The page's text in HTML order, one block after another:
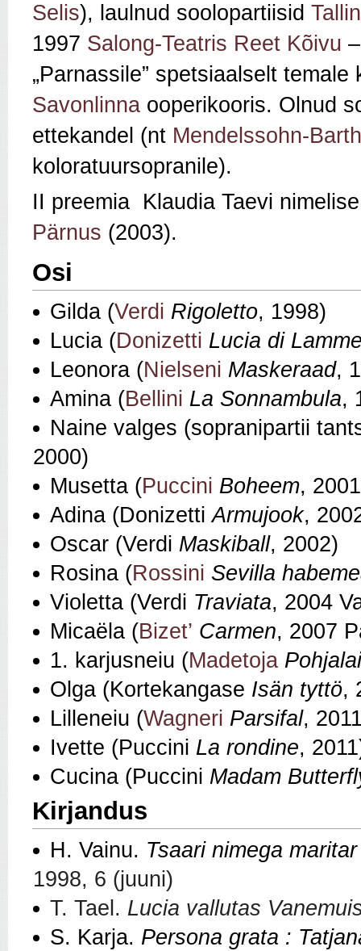
Selis), laulnud soolopartiisid
1997 Salong-Teatris Reet Kõivu
„Parnassile” spetsiaalselt
Savonlinna ooperikooris. Olnud
ettekandel (nt Mendelssohn-
koloratuursopranile).
II preemia Klaudia Taevi
Pärnus (2003).
Osi
Gilda (Verdi Rigoletto, 1998)
Lucia (Donizetti Lucia di
Leonora (Nielseni Maskeraad,
Amina (Bellini La Sonnambula,
Naine valges (sopranipartii
2000)
Musetta (Puccini Boheem,
Adina (DonizettiArmujook,
Oscar (Verdi Maskiball, 2002)
Rosina (Rossini Sevilla
Violetta (Verdi Traviata, 2004
Micaëla (Bizet’ Carmen, 2007
1. karjusneiu (Madetoja
Olga (Kortekangase Isän tyttö,
Lilleneiu (Wagneri Parsifal,
Ivette (Puccini La rondine,
Cucina (Puccini Madam
Kirjandus
H. Vainu. Tsaari nimega
1998, 6 (juuni)
T. Tael. Lucia vallutas
S. Karja. Persona grata :